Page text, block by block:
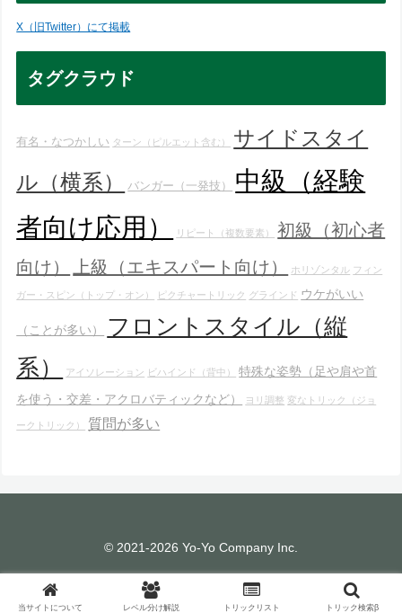
X（旧Twitter）にて掲載
タグクラウド
有名・なつかしい ターン（ピルエット含む）
サイドスタイ
ル（横系）
バンガー（一発技）
中級（経験
者向け応用）
リピート（複数要素）
初級（初心者
向け）
上級（エキスパート向け） ホリゾンタル フィン
ガー・スピン（トップ・オン） ピクチャートリック グラインド ウケがいい
（ことが多い）
フロントスタイル（縦
系）
アイソレーション ビハインド（背中）
特殊な姿勢（足や肩や首
を使う・交差・アクロバティックなど）
ヨリ調整 変なトリック（ジョ
ークトリック） 質問が多い
© 2021-2026 Yo-Yo Company Inc.
当サイトについて レベル分け解説 トリックリスト トリック検索β